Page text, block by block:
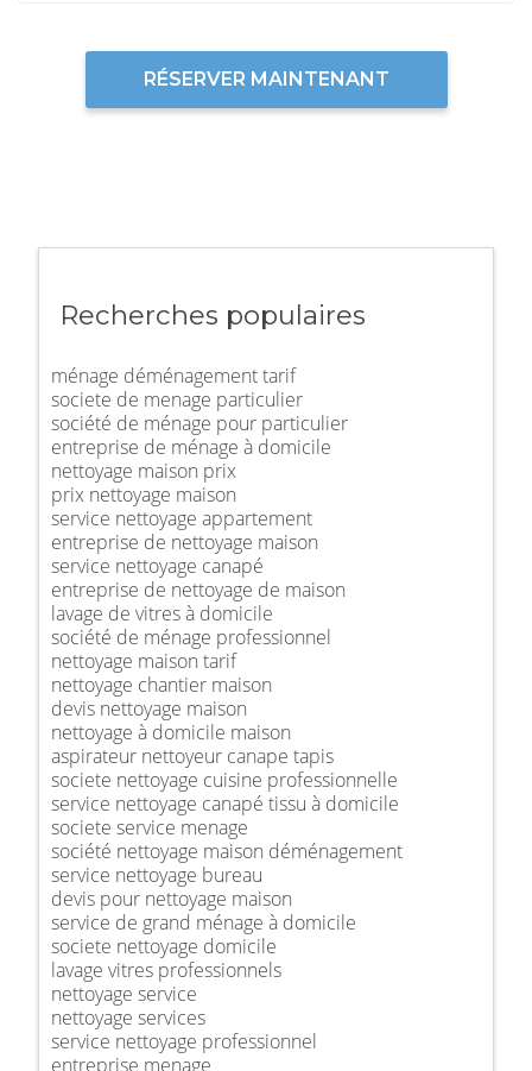
RÉSERVER MAINTENANT
Recherches populaires
ménage déménagement tarif
societe de menage particulier
société de ménage pour particulier
entreprise de ménage à domicile
nettoyage maison prix
prix nettoyage maison
service nettoyage appartement
entreprise de nettoyage maison
service nettoyage canapé
entreprise de nettoyage de maison
lavage de vitres à domicile
société de ménage professionnel
nettoyage maison tarif
nettoyage chantier maison
devis nettoyage maison
nettoyage à domicile maison
aspirateur nettoyeur canape tapis
societe nettoyage cuisine professionnelle
service nettoyage canapé tissu à domicile
societe service menage
société nettoyage maison déménagement
service nettoyage bureau
devis pour nettoyage maison
service de grand ménage à domicile
societe nettoyage domicile
lavage vitres professionnels
nettoyage service
nettoyage services
service nettoyage professionnel
entreprise menage